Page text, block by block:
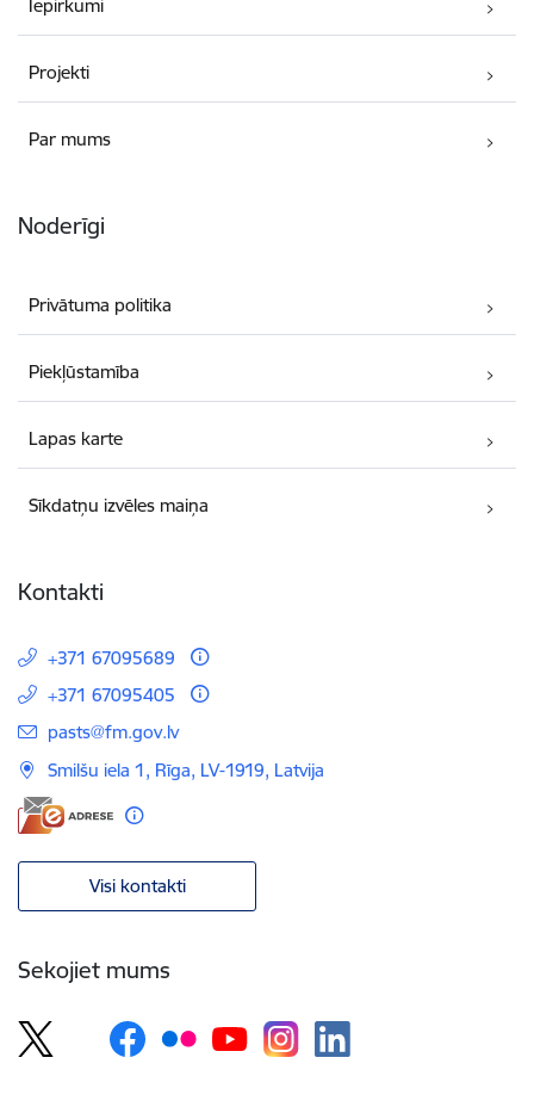
Iepirkumi
Projekti
Par mums
Noderīgi
Privātuma politika
Piekļūstamība
Lapas karte
Sīkdatņu izvēles maiņa
Kontakti
+371 67095689
+371 67095405
E-pasts:
pasts@fm.gov.lv
Smilšu iela 1, Rīga, LV-1919, Latvija
Visi kontakti
Sekojiet mums